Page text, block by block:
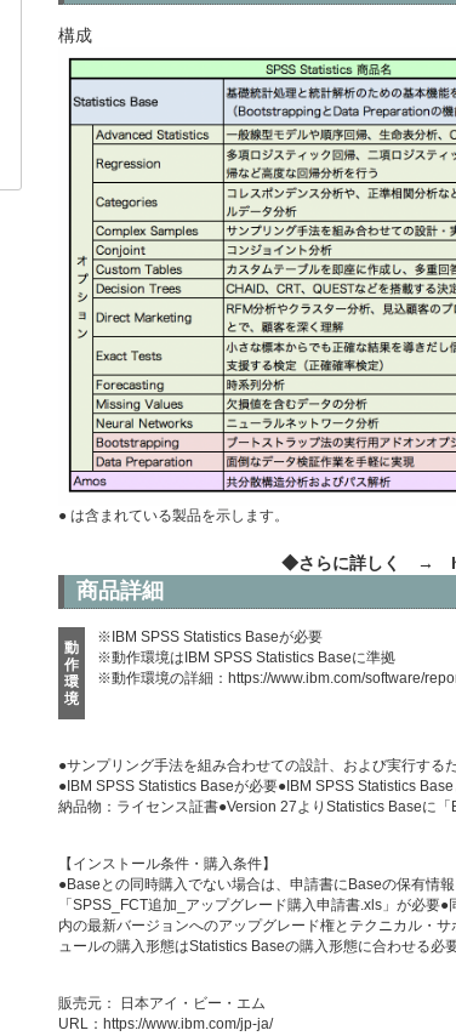
構成
● は含まれている製品を示します。
◆さらに詳しく →
商品詳細
動
作
環
境
※IBM SPSS Statistics Baseが必要
※動作環境はIBM SPSS Statistics Baseに準拠
※動作環境の詳細： https://www.ibm.com/software/
●サンプリング手法を組み合わせての設計、および実行す
●IBM SPSS Statistics Baseが必要●IBM SPSS Statistics
納品物：ライセンス証書●Version 27よりStatistics Baseに
【インストール条件・購入条件】
●Baseとの同時購入でない場合は、申請書にBaseの保有情
「SPSS_FCT追加_アップグレード購入申請書.xls」が必要
内の最新バージョンへのアップグレード権とテクニカル・
ュールの購入形態はStatistics Baseの購入形態に合わせる必要
販売元： 日本アイ・ビー・エム
URL： https://www.ibm.com/jp-ja/